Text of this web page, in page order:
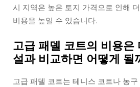
시 지역은 높은 토지 가격으로 인해
비용을 높일 수 있습니다.
고급 패델 코트의 비용은
설과 비교하면 어떻게 될
고급 패델 코트는 테니스 코트나 농